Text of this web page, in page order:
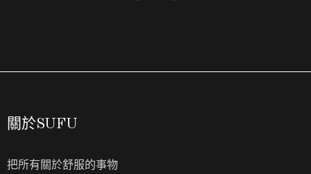
關於SUFU
把所有關於舒服的事物